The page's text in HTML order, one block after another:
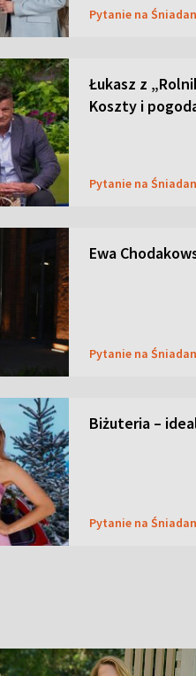
Pytanie na
Łukasz z
Koszty i
Pytanie na
Ewa
Pytanie na
Biżuteria –
Pytanie na